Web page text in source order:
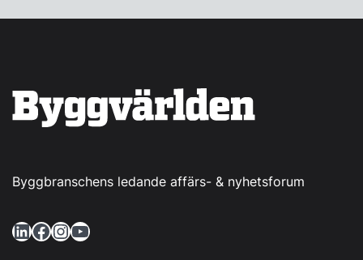
Byggbranschens ledande affärs- & nyhetsforum
LinkedIn Facebook InstagramYouTube